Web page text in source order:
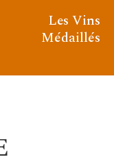
Les Vins
Médaillés